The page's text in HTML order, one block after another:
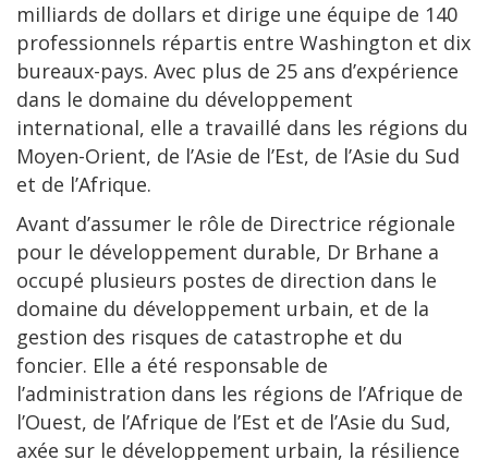
milliards de dollars et dirige une équipe de 140
professionnels répartis entre Washington et dix
bureaux-pays. Avec plus de 25 ans d’expérience
dans le domaine du développement
international, elle a travaillé dans les régions du
Moyen-Orient, de l’Asie de l’Est, de l’Asie du Sud
et de l’Afrique.
Avant d’assumer le rôle de Directrice régionale
pour le développement durable, Dr Brhane a
occupé plusieurs postes de direction dans le
domaine du développement urbain, et de la
gestion des risques de catastrophe et du
foncier. Elle a été responsable de
l’administration dans les régions de l’Afrique de
l’Ouest, de l’Afrique de l’Est et de l’Asie du Sud,
axée sur le développement urbain, la résilience